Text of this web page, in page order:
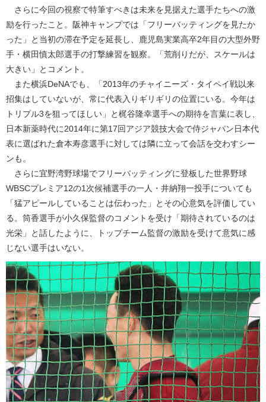
さらに今回の視察で特筆すべきは未来を見据えた選手たちへの激
励を行ったこと。阪神キャンプでは「フリーバッティングを見たか
った」と当初の滞在予定を延長し、鹿児島実業高卒2年目の大型外野
手・横田慎太郎選手の打撃練習を観察。「荒削りだが、スケールは
大きい」とコメント。
また横浜DeNAでも、「2013年のチャイニーズ・タイペイ戦以来
招集はしていないが、常に代表入りギリギリの位置にいる。今年は
トリプル3を狙ってほしい」と梶谷隆幸選手への期待を言葉に表し、
日本新薬時代に2014年に第17回アジア競技大会で侍ジャパン日本代
表に選ばれた倉本寿彦選手に対しては隣に立って会話を交わすシー
ンも。
さらに宜野湾野球場でフリーバッティングに登板した世界野球
WBSCプレミア12の1次候補選手の一人・井納翔一投手についても
「猛アピールしていることは伝わった」とその心意気を評価してい
る。筒香選手が小久保監督のコメントを受け「期待されているのは
光栄」と話したように、トップチーム監督の激励を受けて意気に感
じない選手はいない。